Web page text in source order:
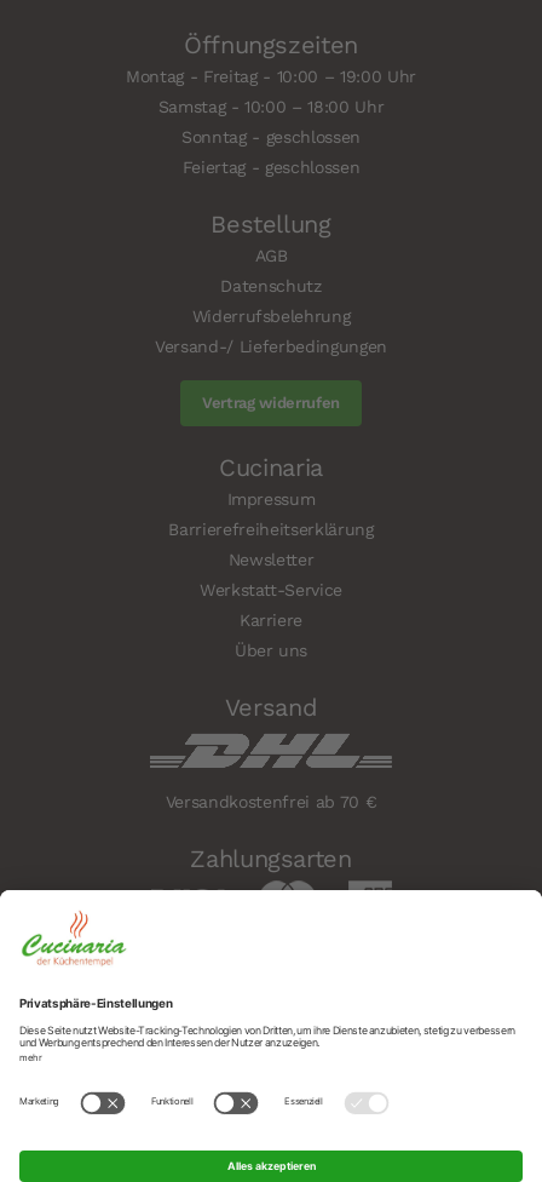
Öffnungszeiten
Montag - Freitag - 10:00 – 19:00 Uhr
Samstag - 10:00 – 18:00 Uhr
Sonntag - geschlossen
Feiertag - geschlossen
Bestellung
AGB
Datenschutz
Widerrufsbelehrung
Versand-/ Lieferbedingungen
Vertrag widerrufen
Cucinaria
Impressum
Barrierefreiheitserklärung
Newsletter
Werkstatt-Service
Karriere
Über uns
Versand
Versandkostenfrei ab 70 €
Zahlungsarten
Sicherheit